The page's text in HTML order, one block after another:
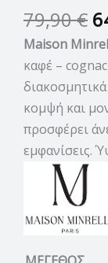
79,90€
Maison
καφέ –
κομψή και
προσφέρει
εμφανίσεις.